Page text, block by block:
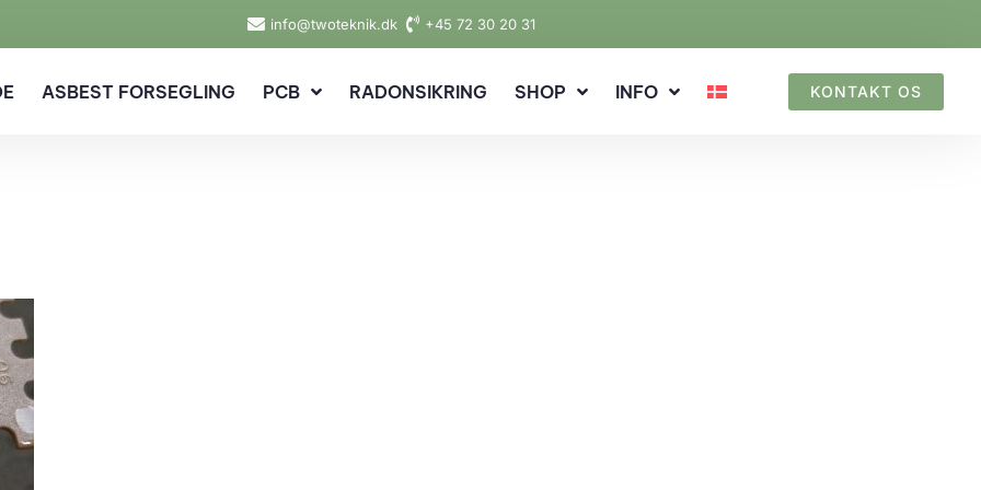
info@twoteknik.dk +45 72 30 20 31
ASBEST FORSEGLING PCB RADONSIKRING SHOP INFO KONTAKT OS